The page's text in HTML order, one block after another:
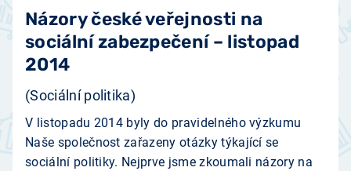
Názory české veřejnosti na
sociální zabezpečení – listopad
2014
(Sociální politika)
V listopadu 2014 byly do pravidelného výzkumu
Naše společnost zařazeny otázky týkající se
sociální politiky. Nejprve jsme zkoumali názory na